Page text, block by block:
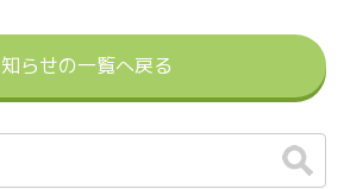
らせの一覧へ戻る